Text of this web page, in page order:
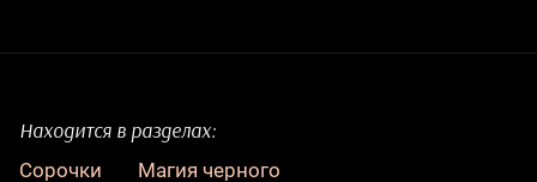
Находится в разделах:
Сорочки Магия черного